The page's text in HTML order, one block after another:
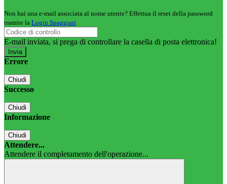
Non hai una e-mail associata al nome utente? Effettua il reset della password
tramite la Login Spaggiari
E-mail inviata, si prega di controllare la casella di posta elettronica!
Errore
Chiudi
Successo
Chiudi
Informazione
Chiudi
Attendere...
Attendere il completamento dell'operazione...